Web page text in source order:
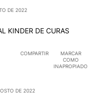
DE 2022
KINDER DE CURAS
COMPARTIR
MARCAR
COMO
INAPROPIADO
DE 2022